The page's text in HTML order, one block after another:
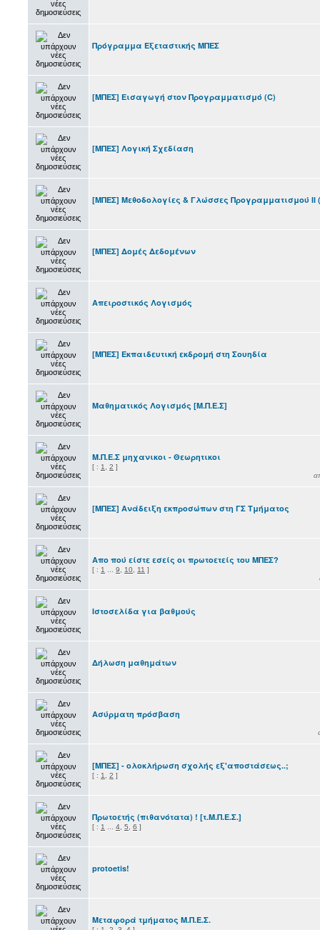
Πρόγραμμα Εξεταστικής ΜΠΕΣ
[MΠΕΣ] Eισαγωγή στον Προγραμματισμό (C)
[ΜΠΕΣ] Λογική Σχεδίαση
[ΜΠΕΣ] Μεθοδολογίες & Γλώσσες Προγραμματισμού ΙΙ
[ΜΠΕΣ] Δομές Δεδομένων
Aπειροστικός Λογισμός
[ΜΠΕΣ] Εκπαιδευτική εκδρομή στη Σουηδία
Μαθηματικός Λογισμός [Μ.Π.Ε.Σ]
Μ.Π.Ε.Σ μηχανικοι - Θεωρητικοι
[ : 1 2 ]
[ΜΠΕΣ] Ανάδειξη εκπροσώπων στη ΓΣ Τμήματος
Απο πού είστε εσείς οι πρωτοετείς του ΜΠΕΣ?
[ : 1 9 10 11 ]
Ιστοσελίδα για βαθμούς
Δήλωση μαθημάτων
Ασύρματη πρόσβαση
[ΜΠΕΣ] - ολοκλήρωση σχολής εξ'αποστάσεως..;
[ : 1 2 ]
Πρωτοετής (πιθανότατα) ! [τ.Μ.Π.Ε.Σ.]
[ : 1 4 5 6 ]
protoetis!
Μεταφορά τμήματος Μ.Π.Ε.Σ.